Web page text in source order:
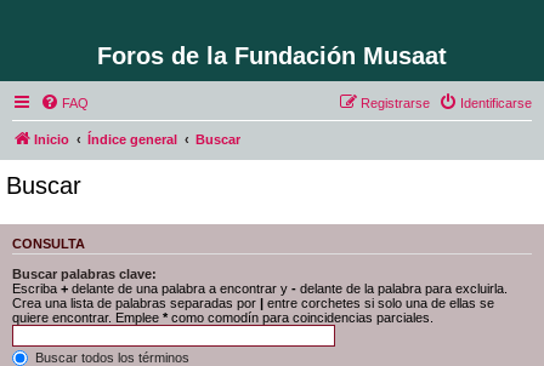
Foros de la Fundación Musaat
FAQ Identificarse
Registrarse
Inicio Índice general Buscar
Buscar
CONSULTA
Buscar palabras clave:
Escriba + delante de una palabra a encontrar y - delante de la palabra para excluirla.
Crea una lista de palabras separadas por | entre corchetes si solo una de ellas se
quiere encontrar. Emplee * como comodín para coincidencias parciales.
Buscar todos los términos